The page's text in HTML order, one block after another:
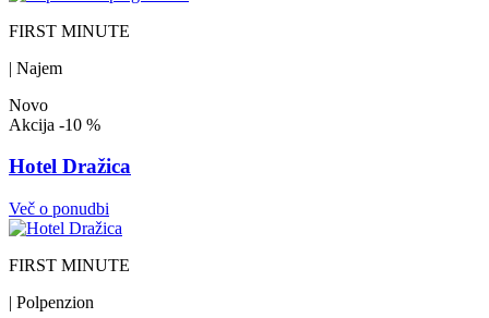
FIRST MINUTE
| Najem
Novo
Akcija -10 %
Hotel Dražica
Več o ponudbi
FIRST MINUTE
| Polpenzion